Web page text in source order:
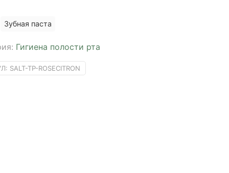
Зубная паста
Гигиена полости рта
SALT-TP-ROSECITRON